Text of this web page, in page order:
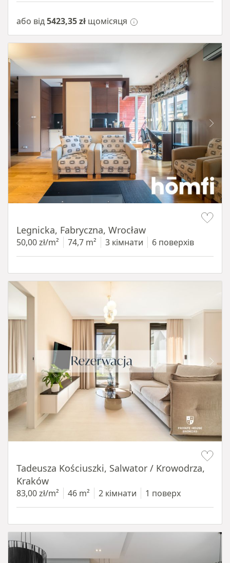
або від5423,35 zł щомісяця
Legnicka, Fabryczna, Wrocław
50,00 zł/m² 74,7 m² 3 кімнати 6 поверхів
Tadeusza Kościuszki, Salwator / Krowodrza,
Kraków
83,00 zł/m² 46 m² 2 кімнати 1 поверх